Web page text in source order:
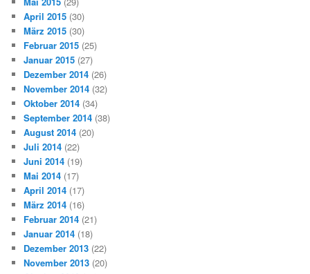
April 2015 (30)
März 2015 (30)
Februar 2015 (25)
Januar 2015 (27)
Dezember 2014 (26)
November 2014 (32)
Oktober 2014 (34)
September 2014 (38)
August 2014 (20)
Juli 2014 (22)
Juni 2014 (19)
Mai 2014 (17)
April 2014 (17)
März 2014 (16)
Februar 2014 (21)
Januar 2014 (18)
Dezember 2013 (22)
November 2013 (20)